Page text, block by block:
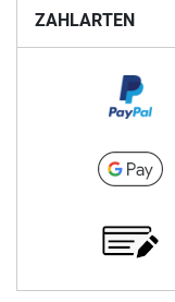
ZAHLARTEN